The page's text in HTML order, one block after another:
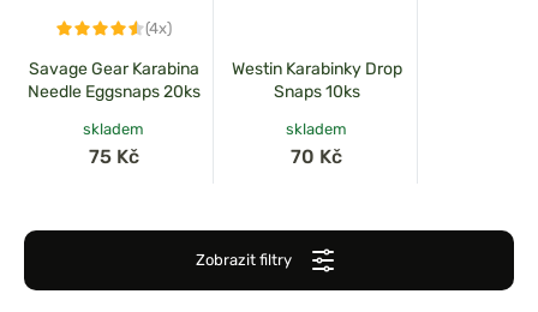
(4x)
Savage Gear Karabina
Needle Eggsnaps 20ks
skladem
75 Kč
Westin Karabinky Drop
Snaps 10ks
skladem
70 Kč
Zobrazit filtry